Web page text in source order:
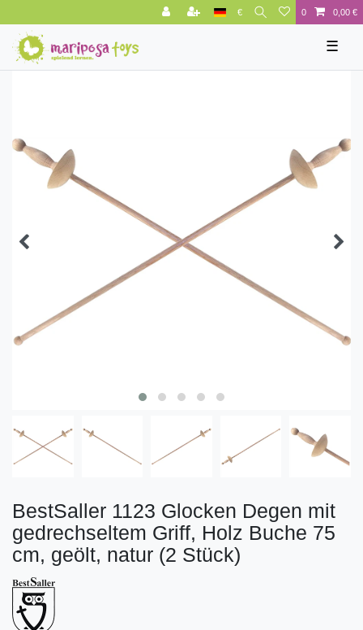
€ 0 0,00 €
☰
BestSaller 1123 Glocken Degen mit
gedrechseltem Griff, Holz Buche 75
cm, geölt, natur (2 Stück)